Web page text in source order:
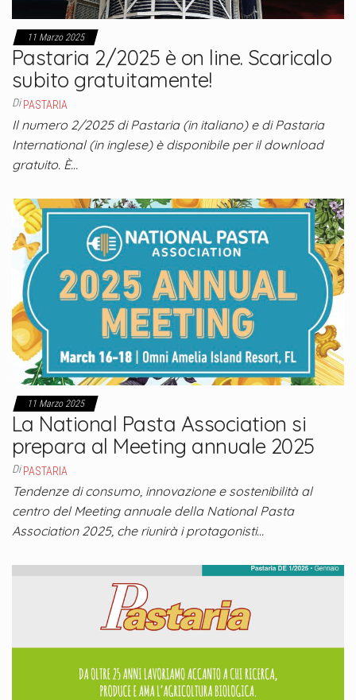
11 Marzo 2025
Pastaria 2/2025 è on line. Scaricalo
subito gratuitamente!
Di PASTARIA
Il numero 2/2025 di Pastaria (in italiano) e di Pastaria
International (in inglese) è disponibile per il download
gratuito. È…
11 Marzo 2025
La National Pasta Association si
prepara al Meeting annuale 2025
Di PASTARIA
Tendenze di consumo, innovazione e sostenibilità al
centro del Meeting annuale della National Pasta
Association 2025, che riunirà i protagonisti…